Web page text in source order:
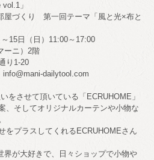
」
屋づくり 第一回テーマ「風と光×布と
15日（日）11:00～17:00
ーニ）2階
1-20
ani-dailytool.com
をさせて頂いている「ECRUHOME 」
、そしてオリジナルカーテンや小物な
をプラスしてくれるECRUHOMEさん
界が大好きで、日々シ ョップで小物や